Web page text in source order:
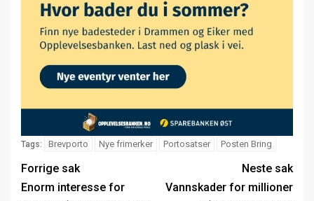
Tags: Brevporto Nye frimerker Portosatser Posten Bring
Forrige sak
Enorm interesse for
Neste sak
Vannskader for millioner